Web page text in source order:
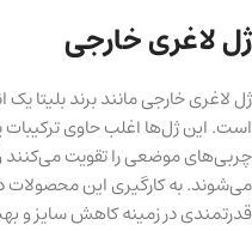
ژل لاغری خارجی
ژل لاغری خارجی مانند برند
است. این ژل‌ها اغلب حاوی
چربی‌های موضعی را تقویت
می‌شوند. به کارگیری این محصولات
قدرتمندی در زمینه کاهش سایز و